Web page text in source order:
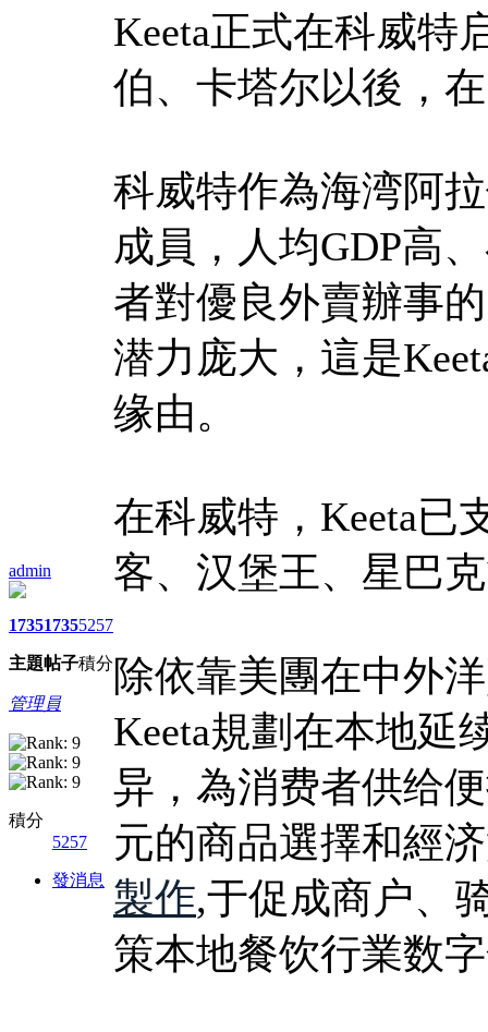
admin
1735
主題
1735
帖子
5257
積分
管理員
積分
5257
發消息
Keeta正式在科威特
伯、卡塔尔以後，
科威特作為海湾阿
成員，人均GDP高
者對優良外賣辦事
潜力庞大，這是
缘由。
在科威特，Keeta已
客、汉堡王、星巴
除依靠美團在中外
Keeta規劃在本地延
异，為消费者供给
元的商品選擇和經
製作,于促成商户、
策本地餐饮行業数